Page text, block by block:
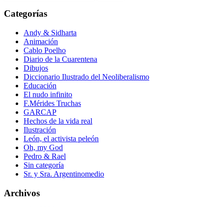
Categorías
Andy & Sidharta
Animación
Cablo Poelho
Diario de la Cuarentena
Dibujos
Diccionario Ilustrado del Neoliberalismo
Educación
El nudo infinito
F.Mérides Truchas
GARCAP
Hechos de la vida real
Ilustración
León, el activista peleón
Oh, my God
Pedro & Rael
Sin categoría
Sr. y Sra. Argentinomedio
Archivos